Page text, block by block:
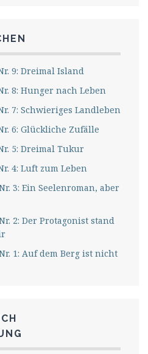
9: Dreimal Island
8: Hunger nach Leben
7: Schwieriges Landleben
6: Glückliche Zufälle
5: Dreimal Tukur
4: Luft zum Leben
3: Ein Seelenroman, aber
2: Der Protagonist stand
1: Auf dem Berg ist nicht